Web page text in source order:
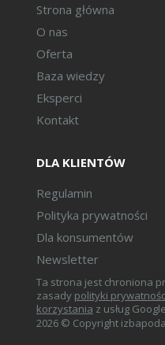
Strona główna
O nas
Oferta
Baza wiedzy
Eksperci
Kontakt
DLA KLIENTÓW
Regulamin
Polityka prywatności
Dla konsumentów
Newsletter
Ta strona jest chroniona
zasady polityki
korzystania z usług
2026 © Copyright